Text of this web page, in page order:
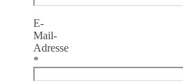
E-
Mail-
Adresse
*